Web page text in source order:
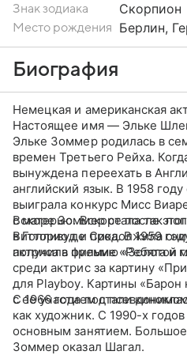
Знак зодиака Скорпион
Место рождения Берлин,
Биография
Немецкая и американская
Настоящее имя — Эльке
Эльке Зоммер родилась в
времен Третьего Рейха.
вынуждена переехать в
английский язык. В 1958
выиграла конкурс Мисс
с матерью. Вскоре после
Витторио де Сика. В 1959
актриса в фильме «Ребята и
Вскоре Зоммер стала так
в Голливуд и продолжила
получила премию «Золотой
среди актрис за картину
для Playboy. Картины «Барон
с ее участием стали
С 1966 года под
как художник. С 1990-х
основным занятием.
Зоммер оказал Шагал.